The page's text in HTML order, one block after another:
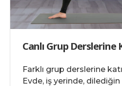
Canlı Grup Derslerine
Farklı grup derslerine
Evde, iş yerinde,